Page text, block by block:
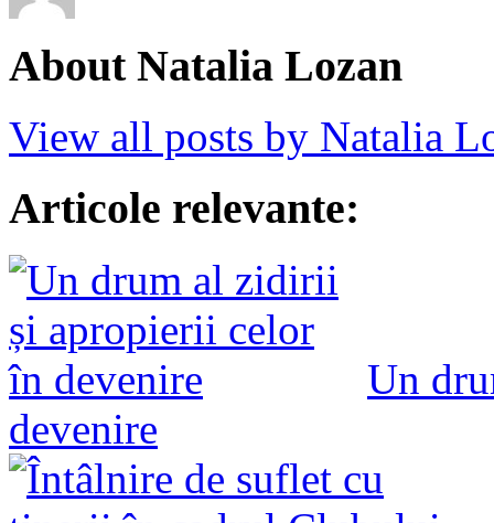
About Natalia Lozan
View all posts by Natalia
Articole relevante:
Un
devenire